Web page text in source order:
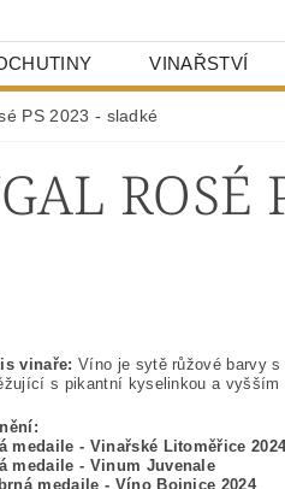
VINAŘSTVÍ
PS 2023 - sladké
ROSÉ
vinaře: Víno je sytě růžové barvy
s pikantní kyselinkou a vyšším
medaile - Vinařské Litoměřice
medaile - Vinum Juvenale
medaile - Víno Bojnice 2024